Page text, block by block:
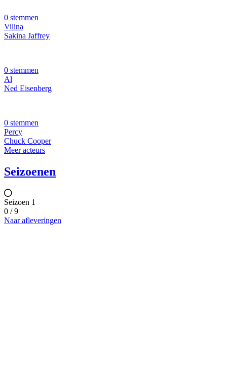
0 stemmen
Vilina
Sakina Jaffrey
0 stemmen
Al
Ned Eisenberg
0 stemmen
Percy
Chuck Cooper
Meer acteurs
Seizoenen
Seizoen 1
0 / 9
Naar afleveringen